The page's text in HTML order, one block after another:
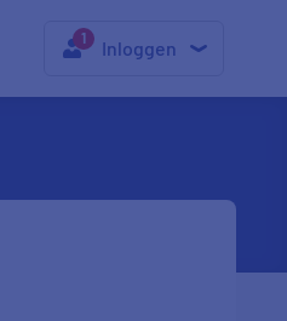
Inloggen